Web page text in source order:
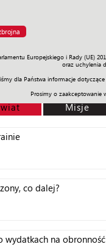
Europejskiego i Rady
oraz uchylenia
dla Państwa informacje
Prosimy o
Prawo Świat
Misje
co dalej?
wydatkach na obronność